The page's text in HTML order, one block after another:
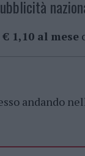
1,10 al mese
andando